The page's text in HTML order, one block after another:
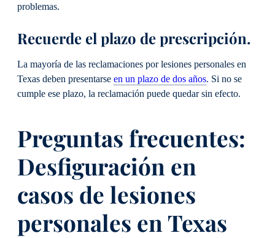
problemas.
Recuerde el plazo de prescripción.
La mayoría de las reclamaciones por lesiones personales en
Texas deben presentarse en un plazo de dos años. Si no se
cumple ese plazo, la reclamación puede quedar sin efecto.
Preguntas frecuentes:
Desfiguración en
casos de lesiones
personales en Texas